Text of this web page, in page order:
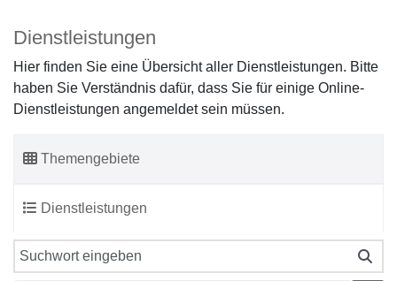
Dienstleistungen
Hier finden Sie eine Übersicht aller Dienstleistungen. Bitte
haben Sie Verständnis dafür, dass Sie für einige Online-
Dienstleistungen angemeldet sein müssen.
Themengebiete
Dienstleistungen